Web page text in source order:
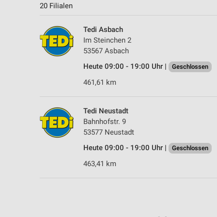
20 Filialen
Tedi Asbach
Im Steinchen 2
53567 Asbach
Heute 09:00 - 19:00 Uhr |
Geschlossen
461,61 km
Tedi Neustadt
Bahnhofstr. 9
53577 Neustadt
Heute 09:00 - 19:00 Uhr |
Geschlossen
463,41 km